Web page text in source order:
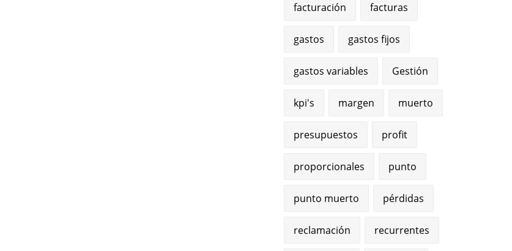
facturación facturas
gastos gastos fijos
gastos variables Gestión
kpi's margen muerto
presupuestos profit
proporcionales punto
punto muerto pérdidas
reclamación recurrentes